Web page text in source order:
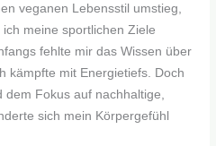
veganen Lebensstil umstieg,
meine sportlichen Ziele
fehlte mir das Wissen über
kämpfte mit Energietiefs. Doch
Fokus auf nachhaltige,
sich mein Körpergefühl